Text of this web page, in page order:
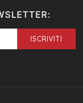
ISCRIVITI